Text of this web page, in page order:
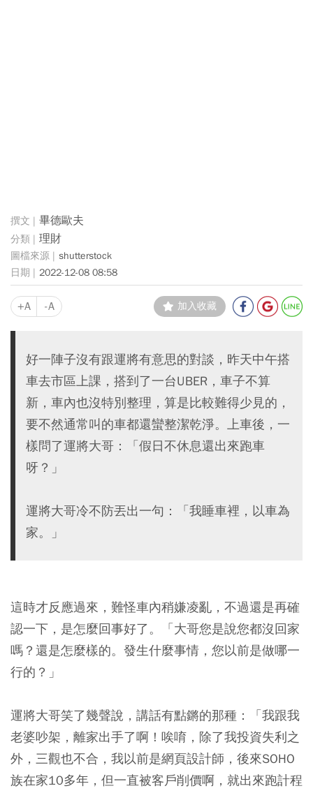
畢德歐夫
理財
shutterstock
2022-12-08 08:58
+A -A 加入收藏
好一陣子沒有跟運將有意思的對談，昨天中午搭
車去市區上課，搭到了一台UBER，車子不算
新，車內也沒特別整理，算是比較難得少見的，
要不然通常叫的車都還蠻整潔乾淨。上車後，一
樣問了運將大哥：「假日不休息還出來跑車
呀？」
運將大哥冷不防丟出一句：「我睡車裡，以車為
家。」
這時才反應過來，難怪車內稍嫌凌亂，不過還是再確
認一下，是怎麼回事好了。「大哥您是說您都沒回家
嗎？還是怎麼樣的。發生什麼事情，您以前是做哪一
行的？」
運將大哥笑了幾聲說，講話有點鏘的那種：「我跟我
老婆吵架，離家出手了啊！唉唷，除了我投資失利之
外，三觀也不合，我以前是網頁設計師，後來SOHO
族在家10多年，但一直被客戶削價啊，就出來跑計程